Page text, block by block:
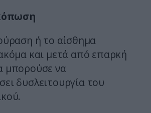
ή το αίσθημα
και μετά από επαρκή
μπορούσε να
δυσλειτουργία του